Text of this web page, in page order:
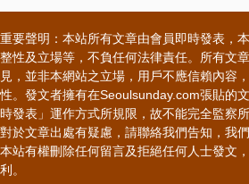
重要聲明：本站所有文章由會員即時發表，
整性及立場等，不負任何法律責任。所有文
見，並非本網站之立場，用戶不應信賴內容
性。發文者擁有在Seoulsunday.com張貼的
時發表」運作方式所規限，故不能完全監察
對於文章出處有疑慮，請聯絡我們告知，我
本站有權刪除任何留言及拒絕任何人士發文
利。